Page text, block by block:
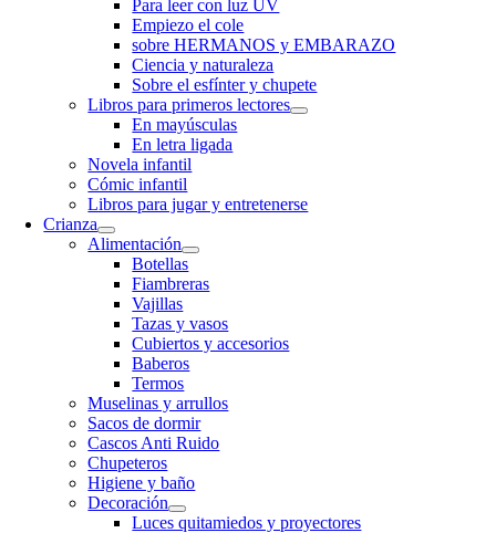
Para leer con luz UV
Empiezo el cole
sobre HERMANOS y EMBARAZO
Ciencia y naturaleza
Sobre el esfínter y chupete
Libros para primeros lectores
En mayúsculas
En letra ligada
Novela infantil
Cómic infantil
Libros para jugar y entretenerse
Crianza
Alimentación
Botellas
Fiambreras
Vajillas
Tazas y vasos
Cubiertos y accesorios
Baberos
Termos
Muselinas y arrullos
Sacos de dormir
Cascos Anti Ruido
Chupeteros
Higiene y baño
Decoración
Luces quitamiedos y proyectores